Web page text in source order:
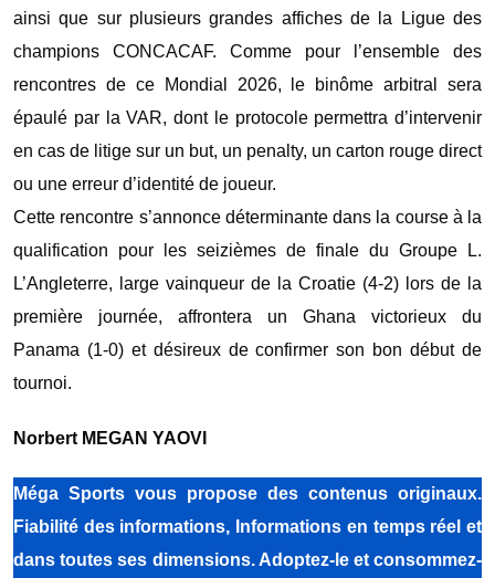
ainsi que sur plusieurs grandes affiches de la Ligue des
champions CONCACAF. ‎Comme pour l’ensemble des
rencontres de ce Mondial 2026, le binôme arbitral sera
épaulé par la VAR, dont le protocole permettra d’intervenir
en cas de litige sur un but, un penalty, un carton rouge direct
ou une erreur d’identité de joueur.
‎‎Cette rencontre s’annonce déterminante dans la course à la
qualification pour les seizièmes de finale du Groupe L.
L’Angleterre, large vainqueur de la Croatie (4-2) lors de la
première journée, affrontera un Ghana victorieux du
Panama (1-0) et désireux de confirmer son bon début de
tournoi.
Norbert MEGAN YAOVI
Méga Sports vous propose des contenus originaux.
Fiabilité des informations, Informations en temps réel et
dans toutes ses dimensions. Adoptez-le et consommez-